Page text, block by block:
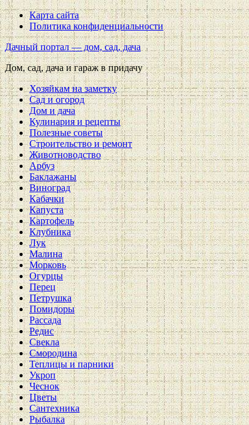
Карта сайта
Политика конфиденциальности
Дачный портал — дом, сад, дача
Дом, сад, дача и гараж в придачу
Хозяйкам на заметку
Сад и огород
Дом и дача
Кулинария и рецепты
Полезные советы
Строительство и ремонт
Животноводство
Арбуз
Баклажаны
Виноград
Кабачки
Капуста
Картофель
Клубника
Лук
Малина
Морковь
Огурцы
Перец
Петрушка
Помидоры
Рассада
Редис
Свекла
Смородина
Теплицы и парники
Укроп
Чеснок
Цветы
Сантехника
Рыбалка